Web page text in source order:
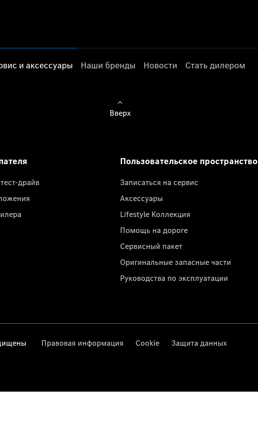
и аксессуары Наши бренды Новости Стать дилером
Вверх
драйв
Пользовательское пространство
Записаться на сервис
Аксессуары
Lifestyle Коллекция
Помощь на дороге
Сервисный пакет
Оригинальные запасные части
Руководства по эксплуатации
Правовая информация Cookie Защита данных